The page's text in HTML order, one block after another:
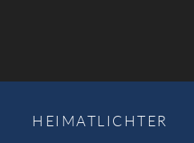
HEIMATLICHTER